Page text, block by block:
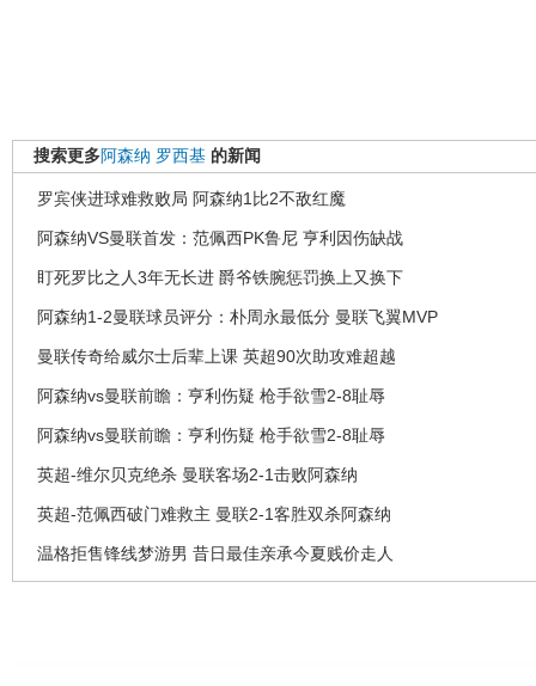
搜索更多阿森纳 罗西基 的新闻
罗宾侠进球难救败局 阿森纳1比2不敌红魔
阿森纳VS曼联首发：范佩西PK鲁尼 亨利因伤缺战
盯死罗比之人3年无长进 爵爷铁腕惩罚换上又换下
阿森纳1-2曼联球员评分：朴周永最低分 曼联飞翼MVP
曼联传奇给威尔士后辈上课 英超90次助攻难超越
阿森纳vs曼联前瞻：亨利伤疑 枪手欲雪2-8耻辱
阿森纳vs曼联前瞻：亨利伤疑 枪手欲雪2-8耻辱
英超-维尔贝克绝杀 曼联客场2-1击败阿森纳
英超-范佩西破门难救主 曼联2-1客胜双杀阿森纳
温格拒售锋线梦游男 昔日最佳亲承今夏贱价走人